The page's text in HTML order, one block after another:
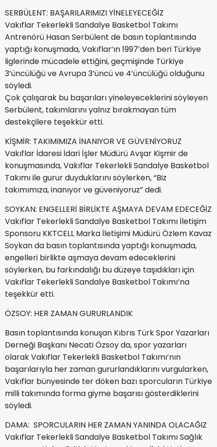
SERBÜLENT: BAŞARILARIMIZI YİNELEYECEĞİZ
Vakıflar Tekerlekli Sandalye Basketbol Takımı
Antrenörü Hasan Serbülent de basın toplantısında
yaptığı konuşmada, Vakıflar’ın 1997’den beri Türkiye
liglerinde mücadele ettiğini, geçmişinde Türkiye
3’üncülüğü ve Avrupa 3’üncü ve 4’üncülüğü olduğunu
söyledi.
Çok çalışarak bu başarıları yineleyeceklerini söyleyen
Serbülent, takımlarını yalnız bırakmayan tüm
destekçilere teşekkür etti.
KİŞMİR: TAKIMIMIZA İNANIYOR VE GÜVENİYORUZ
Vakıflar İdaresi İdari İşler Müdürü Avşar Kişmir de
konuşmasında, Vakıflar Tekerlekli Sandalye Basketbol
Takımı ile gurur duyduklarını söylerken, “Biz
takımımıza, inanıyor ve güveniyoruz” dedi.
SOYKAN: ENGELLERİ BİRLİKTE AŞMAYA DEVAM EDECEĞİZ
Vakıflar Tekerlekli Sandalye Basketbol Takımı İletişim
Sponsoru KKTCELL Marka İletişimi Müdürü Özlem Kavaz
Soykan da basın toplantısında yaptığı konuşmada,
engelleri birlikte aşmaya devam edeceklerini
söylerken, bu farkındalığı bu düzeye taşıdıkları için
Vakıflar Tekerlekli Sandalye Basketbol Takımı’na
teşekkür etti.
ÖZSOY: HER ZAMAN GURURLANDIK
Basın toplantısında konuşan Kıbrıs Türk Spor Yazarları
Derneği Başkanı Necati Özsoy da, spor yazarları
olarak Vakıflar Tekerlekli Basketbol Takımı’nın
başarılarıyla her zaman gururlandıklarını vurgularken,
Vakıflar bünyesinde ter döken bazı sporcuların Türkiye
milli takımında forma giyme başarısı gösterdiklerini
söyledi.
DAMA: SPORCULARIN HER ZAMAN YANINDA OLACAĞIZ
Vakıflar Tekerlekli Sandalye Basketbol Takımı Sağlık